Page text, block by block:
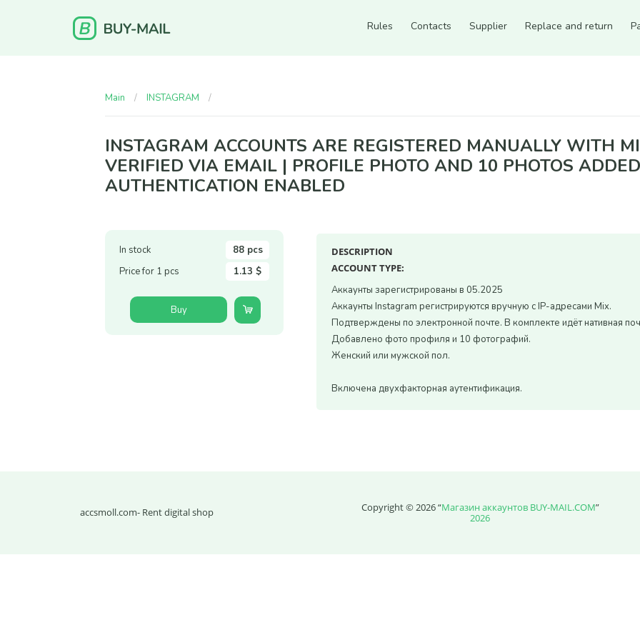
Rules Contacts Supplier Replace and return
Main INSTAGRAM
INSTAGRAM ACCOUNTS ARE REGISTERED MANUALLY WITH
VERIFIED VIA EMAIL | PROFILE PHOTO AND 10 PHOTOS
AUTHENTICATION ENABLED
In stock
88 pcs
Price for 1 pcs
1.13 $
Buy
DESCRIPTION
ACCOUNT TYPE:
Аккаунты зарегистрированы в 05.2025
Аккаунты Instagram регистрируются вручную с IP-адресами Mix.
Подтверждены по электронной почте. В комплекте идёт нативная
Добавлено фото профиля и 10 фотографий.
Женский или мужской пол.
Включена двухфакторная аутентификация.
accsmoll.com- Rent digital shop Copyright © 2026 “Магазин аккаунтов BUY-MAIL.COM”
2026
Count items in basket
Count goods in basket
Count
Price without discount
$